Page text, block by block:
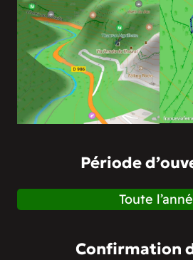
Période
Toute
Confirmation